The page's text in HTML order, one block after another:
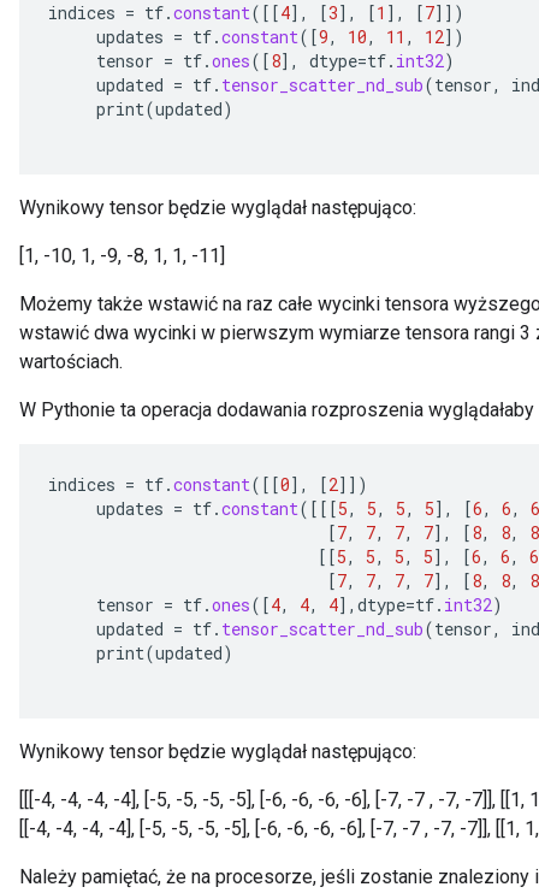
indices = tf.constant( [[4] , [3] , [1 ] , [7]] )
updates = tf.constant( [9, 10, 11 , 12] )
tensor = tf.ones( [8] , dtype=tf. int32)
updated = tf. tensor_scatter_nd_sub(tensor,
print(updated)
Wynikowy tensor będzie wyglądał następująco:
[1, -10, 1, -9, -8, 1, 1, -11]
Możemy także wstawić na raz całe wycinki tensora
wstawić dwa wycinki w pierwszym wymiarze tensora rangi 3
wartościach.
W Pythonie ta operacja dodawania rozproszenia wyglądałaby
indices = tf.constant( [[0] , [2]] )
updates = tf.constant( [[[5, 5, 5, 5] , [6, 6,
6
[7, 7, 7, 7] , [8, 8,
8
[[5, 5, 5, 5] , [6, 6,
6
[7, 7, 7, 7] , [8, 8,
8
tensor = tf.ones( [4, 4, 4] , dtype=tf. int32)
updated = tf. tensor_scatter_nd_sub(tensor,
print(updated)
Wynikowy tensor będzie wyglądał następująco:
[[[-4, -4, -4, -4], [-5, -5, -5, -5], [-6, -6, -6, -6], [-7, -7 , -7, -7]], [[1,
[[-4, -4, -4, -4], [-5, -5, -5, -5], [-6, -6, -6, -6], [-7, -7 , -7, -7]], [[1,
Należy pamiętać, że na procesorze, jeśli zostanie